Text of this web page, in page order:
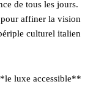
de tous les jours.
affiner la vision
culturel italien
luxe accessible**